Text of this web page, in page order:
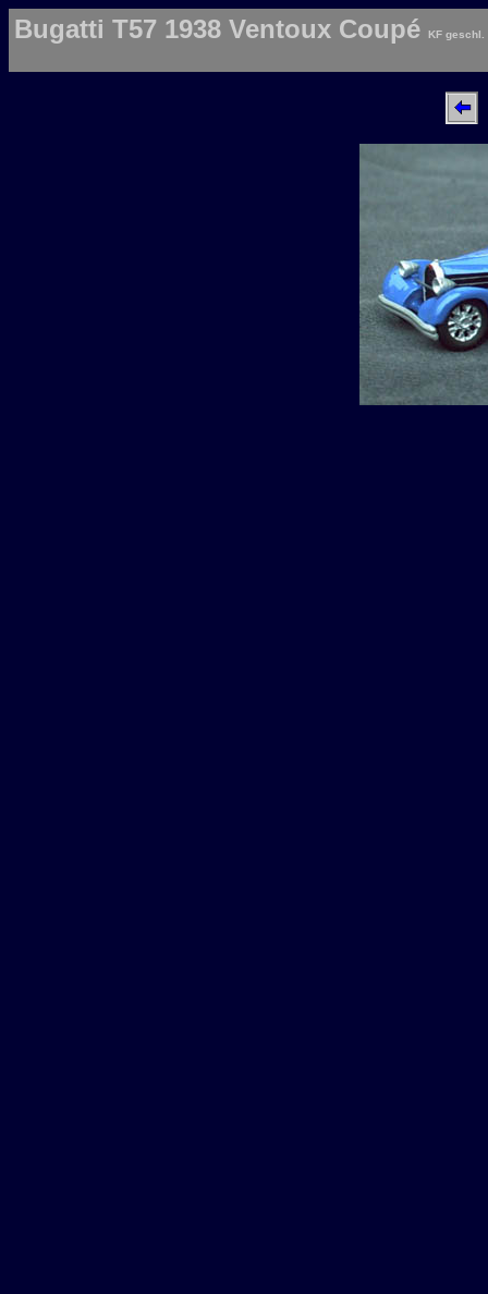
Bugatti T57 1938 Ventoux Coupé KF